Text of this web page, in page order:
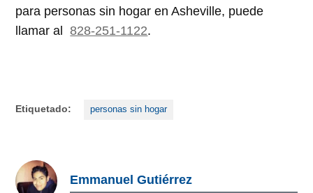
para personas sin hogar en Asheville, puede
llamar al828-251-1122.
Etiquetado: personas sin hogar
Emmanuel Gutiérrez